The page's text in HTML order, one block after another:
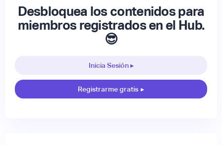
Desbloquea los contenidos para
miembros registrados en el Hub.
😎
Inicia Sesión ▸
Registrarme gratis ▸